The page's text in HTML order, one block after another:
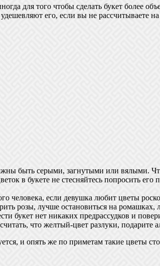
для того чтобы сделать букет более
его, если вы не рассчитываете
быть серыми, загнутыми или вялыми.
в букете не стесняйтесь попросить
человека, если девушка любит цветы
розы, лучше остановиться на
букет нет никаких предрассудков и
что желтый-цвет разлуки,
и опять же по приметам такие цветы